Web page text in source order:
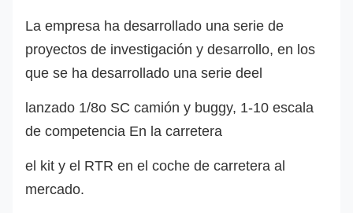
La empresa ha desarrollado una serie de
proyectos de investigación y desarrollo, en los
que se ha desarrollado una serie deel
lanzado 1/8o SC camión y buggy, 1-10 escala
de competencia En la carretera
el kit y el RTR en el coche de carretera al
mercado.